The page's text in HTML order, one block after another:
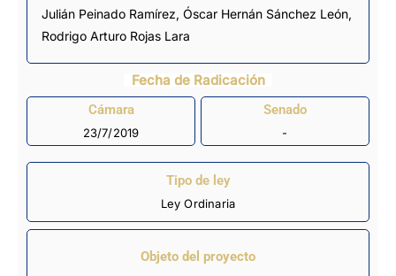
Julián Peinado Ramírez, Óscar Hernán Sánchez León,
Rodrigo Arturo Rojas Lara
Fecha de Radicación
Cámara
23/7/2019
Senado
-
Tipo de ley
Ley Ordinaria
Objeto del proyecto